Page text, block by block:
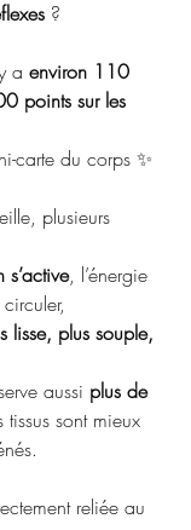
?
a environ 110
points sur les
carte du corps ✨
plusieurs
, l’énergie
lisse, plus souple,
aussi plus de
sont mieux
reliée au